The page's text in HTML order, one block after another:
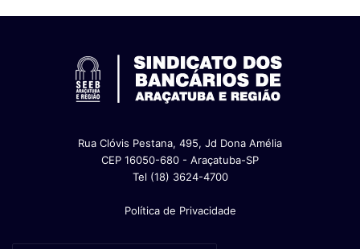
Rua Clóvis Pestana, 495, Jd Dona Amélia
CEP 16050-680 - Araçatuba-SP
Tel (18) 3624-4700
Política de Privacidade